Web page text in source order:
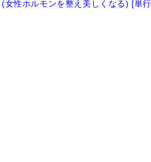
女性ホルモンを整え美しくなる) [単